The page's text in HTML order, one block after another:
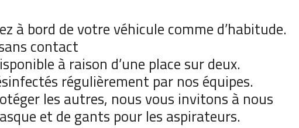
à bord de votre véhicule comme d’habitude.
contact
à raison d’une place sur deux.
régulièrement par nos équipes.
les autres, nous vous invitons à nous
et de gants pour les aspirateurs.